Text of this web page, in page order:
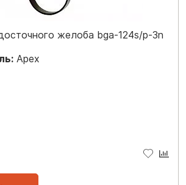
желоба bga-124s/p-3n
Apex